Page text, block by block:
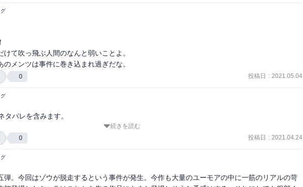
っている「ヴァラファール」がこれになるか。他の説では人間に盗みをそそのかす悪魔という
吴子豪】謎の人物。中国人と思われる。失脚請負人。
の本名。
。都筑とコンビを組んでいるようだ。二足歩行の馬を思わせるルックス。
の雌、六歳。
き合いがある動物保護団体。代表が代わりそれまでの受動的活動を能動的なものに方向転換し
ーパンダ担当。
鬼作戦」の略。友人のためにあえて悪役をするという憧れのシチュエーション。服部くんがし
性。プライベートでも広報係という厄介なお人。
刑事。
コブラクダ。もうじき出産。
も多数飼育している。
の動物園らしい。桃くんたちが捕獲したダチョウを引き取ってくれた。
。
けて吹っ飛ぶ人間のなんと弱いことよ。
のメンツは事件に巻き込まれ過ぎだな。
0 投稿日 : 2021.05.04
タバレを含みます。
、従弟・桃君の順番で物語が進んでいくパート構成。
が知れて嬉しかったなぁ。
が色々と客観的と言う名の個人的主観で説明してくれているけど(笑)
続きを読む
0 投稿日 : 2021.04.24
弾。今回はゾウが脱走するという事件が発生。今作も大量のユーモアの中に一筋のリアルの苛